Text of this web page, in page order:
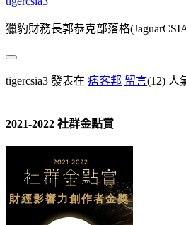
獵豹財務長郭恭克部落格
tigercsia3 發表在 痞客邦 留言(12) 人
2021-2022 社群金點賞